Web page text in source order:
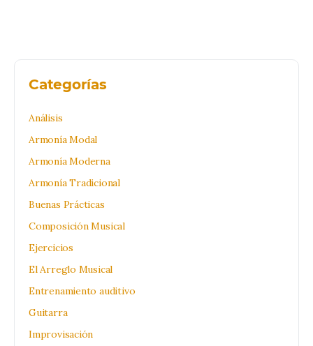
Categorías
Análisis
Armonía Modal
Armonía Moderna
Armonía Tradicional
Buenas Prácticas
Composición Musical
Ejercicios
El Arreglo Musical
Entrenamiento auditivo
Guitarra
Improvisación